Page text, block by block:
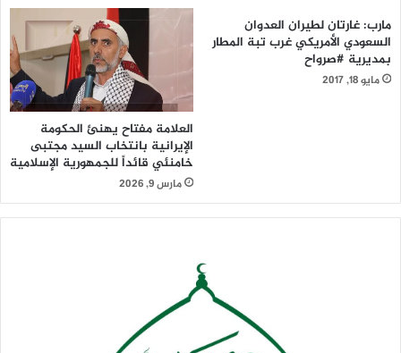
مارب: غارتان لطيران العدوان
السعودي الأمريكي غرب تبة المطار
بمديرية #صرواح
مايو 18, 2017
العلامة مفتاح يهنئ الحكومة
الإيرانية بانتخاب السيد مجتبى
خامنئي قائداً للجمهورية الإسلامية
مارس 9, 2026